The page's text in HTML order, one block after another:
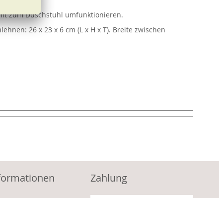
zum Duschstuhl umfunktionieren.
26 x 23 x 6 cm (L x H x T). Breite zwischen
Zahlung